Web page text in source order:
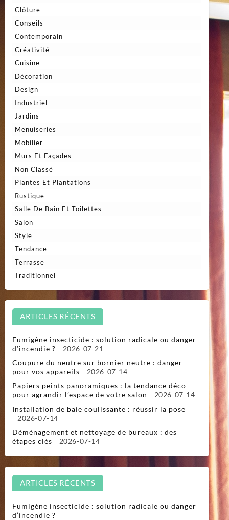
Clôture
Conseils
Contemporain
Créativité
Cuisine
Décoration
Design
Industriel
Jardins
Menuiseries
Mobilier
Murs Et Façades
Non Classé
Plantes Et Plantations
Rustique
Salle De Bain Et Toilettes
Salon
Style
Tendance
Terrasse
Traditionnel
ARTICLES RÉCENTS
Fumigène insecticide : solution radicale ou danger
d’incendie ?
2026-07-21
Coupure du neutre sur bornier neutre : danger
pour vos appareils
2026-07-14
Papiers peints panoramiques : la tendance déco
pour agrandir l’espace de votre salon
2026-07-14
Installation de baie coulissante : réussir la pose
2026-07-14
Déménagement et nettoyage de bureaux : des
étapes clés
2026-07-14
ARTICLES RÉCENTS
Fumigène insecticide : solution radicale ou danger
d’incendie ?